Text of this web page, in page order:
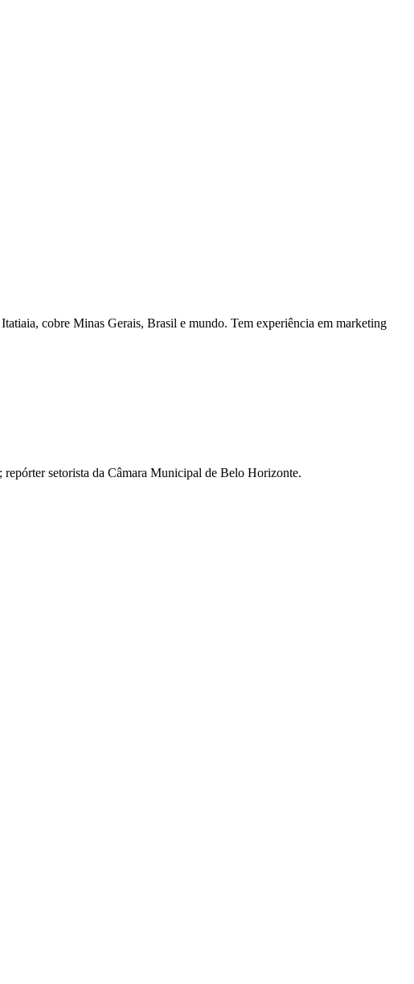
cobre Minas Gerais, Brasil e mundo. Tem experiência em marketing
setorista da Câmara Municipal de Belo Horizonte.